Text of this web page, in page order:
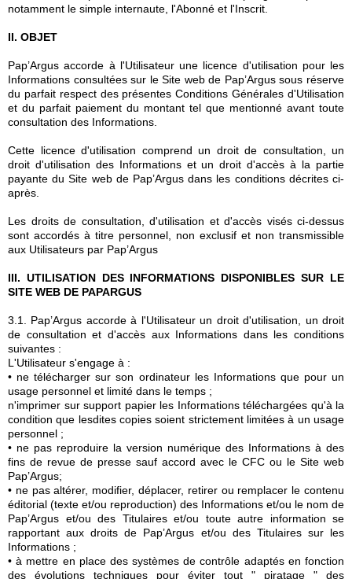
notamment le simple internaute, l'Abonné et l'Inscrit.
II. OBJET
Pap’Argus accorde à l'Utilisateur une licence d'utilisation pour les
Informations consultées sur le Site web de Pap’Argus sous réserve
du parfait respect des présentes Conditions Générales d'Utilisation
et du parfait paiement du montant tel que mentionné avant toute
consultation des Informations.
Cette licence d'utilisation comprend un droit de consultation, un
droit d'utilisation des Informations et un droit d'accès à la partie
payante du Site web de Pap’Argus dans les conditions décrites ci-
après.
Les droits de consultation, d'utilisation et d'accès visés ci-dessus
sont accordés à titre personnel, non exclusif et non transmissible
aux Utilisateurs par Pap’Argus
III. UTILISATION DES INFORMATIONS DISPONIBLES SUR LE
SITE WEB DE PAPARGUS
3.1. Pap’Argus accorde à l'Utilisateur un droit d'utilisation, un droit
de consultation et d'accès aux Informations dans les conditions
suivantes :
L'Utilisateur s'engage à :
• ne télécharger sur son ordinateur les Informations que pour un
usage personnel et limité dans le temps ;
n'imprimer sur support papier les Informations téléchargées qu'à la
condition que lesdites copies soient strictement limitées à un usage
personnel ;
• ne pas reproduire la version numérique des Informations à des
fins de revue de presse sauf accord avec le CFC ou le Site web
Pap’Argus;
• ne pas altérer, modifier, déplacer, retirer ou remplacer le contenu
éditorial (texte et/ou reproduction) des Informations et/ou le nom de
Pap’Argus et/ou des Titulaires et/ou toute autre information se
rapportant aux droits de Pap’Argus et/ou des Titulaires sur les
Informations ;
• à mettre en place des systèmes de contrôle adaptés en fonction
des évolutions techniques pour éviter tout " piratage " des